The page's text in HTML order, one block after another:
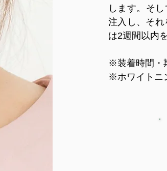
します。そ
注入し、そ
は2週間以内
※装着時間・
※ホワイトニ